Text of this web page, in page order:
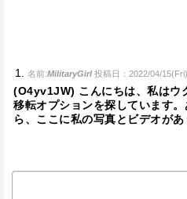
名前:MilitaryGirl 投稿日：2022/04/
(O4yv1JW) こんにちは、私はウ
移転オプションを探しています
ら、ここに私の写真とビデオが